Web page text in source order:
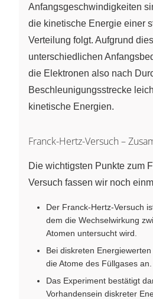
Anfangsgeschwindigkeiten
die kinetische Energie einer
Verteilung folgt. Aufgrund
unterschiedlichen
die Elektronen also nach
Beschleunigungsstrecke
kinetische Energien.
Franck-Hertz-Versuch –
Die wichtigsten Punkte zum
Versuch fassen wir noch
Der Franck-Hertz-Versuch
dem die Wechselwirkung
Atomen untersucht wird.
Bei diskreten
die Atome des Füllgases an.
Das Experiment bestätigt
Vorhandensein diskreter